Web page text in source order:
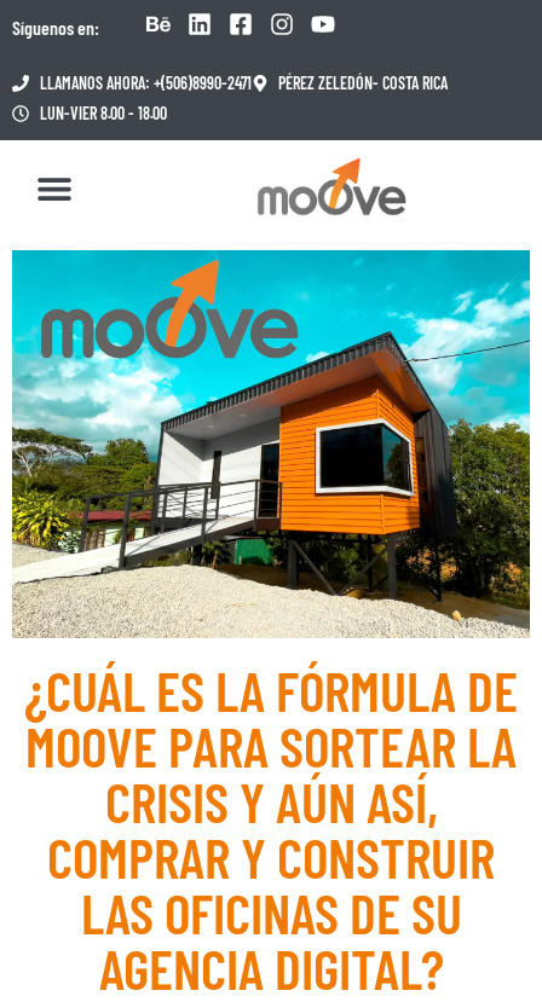
Síguenos en:
LLAMANOS AHORA: +(506)8990-2471
PÉREZ ZELEDÓN- COSTA RICA
LUN-VIER 8.00 - 18.00
¿CUÁL ES LA FÓRMULA DE
MOOVE PARA SORTEAR LA
CRISIS Y AÚN ASÍ,
COMPRAR Y CONSTRUIR
LAS OFICINAS DE SU
AGENCIA DIGITAL?